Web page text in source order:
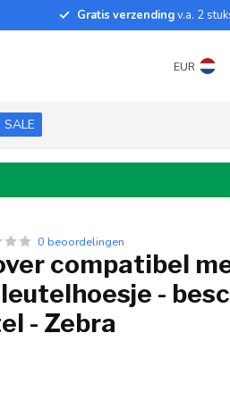
Gratis verzendingv.a. 2
EUR
SALE
0 beoordelingen
compatibel
-
- Zebra